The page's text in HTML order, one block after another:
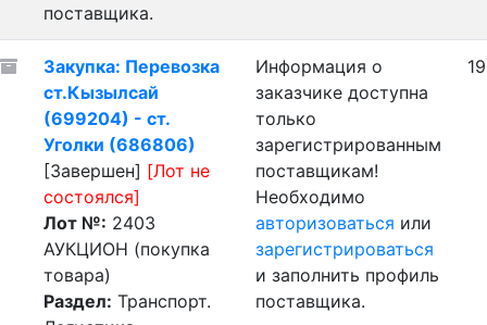
поставщика.
Закупка: Перевозка
ст.Кызылсай
(699204) - ст.
Уголки (686806)
[Завершен] [Лот не
состоялся]
Лот №: 2403
АУКЦИОН (покупка
товара)
Раздел: Транспорт.
Информация о
заказчике доступна
только
зарегистрированным
поставщикам!
Необходимо
авторизоваться или
зарегистрироваться
и заполнить профиль
поставщика.